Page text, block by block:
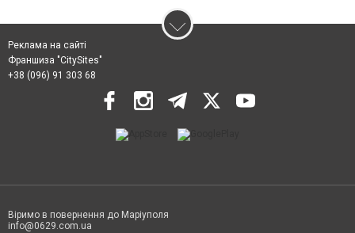
Реклама на сайті
Франшиза "CitySites"
+38 (096) 91 303 68
Віримо в повернення до Маріуполя
info@0629.com.ua